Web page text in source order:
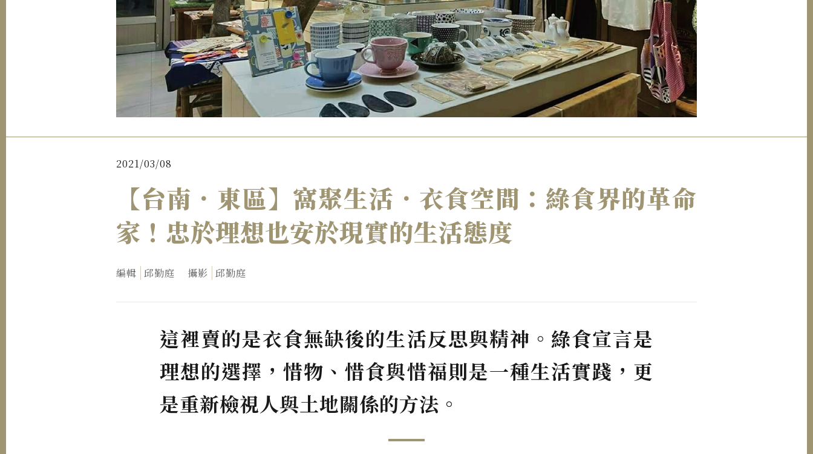
2021/03/08
【台南．東區】窩聚生活．衣食空間：綠食界的革命
家！忠於理想也安於現實的生活態度
編輯 邱勤庭 攝影 邱勤庭
這裡賣的是衣食無缺後的生活反思與精神。綠食宣言是
理想的選擇，惜物、惜食與惜福則是一種生活實踐，更
是重新檢視人與土地關係的方法。